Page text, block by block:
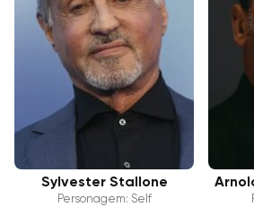
Sylvester Stallone
Personagem: Self